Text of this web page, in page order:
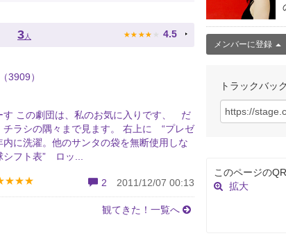
3 人 ★ ★ ★ ★ ★ 4.5
3909）
す この劇団は、私のお気に入りです、 だ
チラシの隅々まで見ます。 右上に “プレゼ
内に洗濯。他のサンタの袋を無断使用しな
シフト表” ロッ...
2 2011/12/07 00:13
観てきた！一覧へ
メンバーに登録
トラックバッ
このページの
拡大